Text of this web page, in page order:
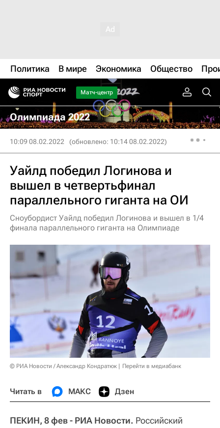
Политика В мире Экономика Общество
Матч-центр
Олимпиада 2022
10:09 08.02.2022 (обновлено: 10:14 08.02.2022)
Уайлд победил Логинова и
вышел в четвертьфинал
параллельного гиганта на ОИ
Сноубордист Уайлд победил Логинова и вышел в 1/4
финала параллельного гиганта на Олимпиаде
© РИА Новости / Александр Кондратюк Перейти в медиабанк
Читать в МАКС Дзен
ПЕКИН, 8 фев - РИА Новости. Российский